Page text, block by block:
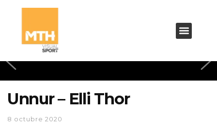
Unnur – Elli Thor
8 octubre 2020